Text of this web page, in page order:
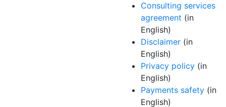
Consulting services
agreement (in
English)
Disclaimer (in
English)
Privacy policy (in
English)
Payments safety (in
English)